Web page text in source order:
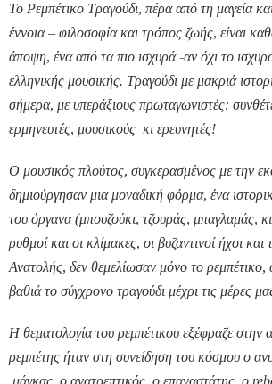
Το Ρεμπέτικο Τραγούδι, πέρα από τη μαγεία
έννοια – φιλοσοφία και τρόπος ζωής, είναι
άποψη, ένα από τα πιο ισχυρά -αν όχι το
ελληνικής μουσικής. Τραγούδι με μακριά
σήμερα, με υπεράξιους πρωταγωνιστές:
ερμηνευτές, μουσικούς κι ερευνητές!
Ο μουσικός πλούτος, συγκερασμένος με την
δημιούργησαν μια μοναδική φόρμα, ένα
του όργανα (μπουζούκι, τζουράς, μπαγλαμάς,
ρυθμοί και οι κλίμακες, οι βυζαντινοί ήχοι
Ανατολής, δεν θεμελίωσαν μόνο το
βαθιά το σύγχρονο τραγούδι μέχρι τις μέρες
Η θεματολογία του ρεμπέτικου εξέφραζε στην
ρεμπέτης ήταν στη συνείδηση του κόσμου ο
μάγκας, ο ανατρεπτικός, ο επαναστάτης, ο